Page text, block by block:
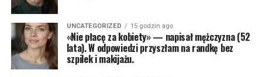
UNCATEGORIZED 15 godzin ago
«Nie płacę za kobiety» — napisał mężczyzna (52
lata). W odpowiedzi przyszłam na randkę bez
szpilek i makijażu.